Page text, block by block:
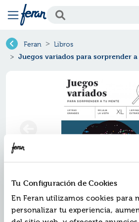
Tu Configuración de Cookies
En Feran utilizamos cookies para
personalizar tu experiencia,
Feran Libros
Juegos variados para sorprender a
Juegos variados
a tu mente